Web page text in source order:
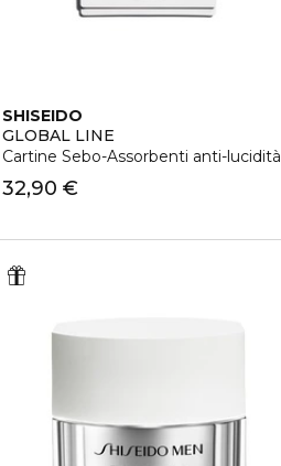
SHISEIDO
GLOBAL LINE
Cartine Sebo-Assorbenti anti-lucidità
32,90 €